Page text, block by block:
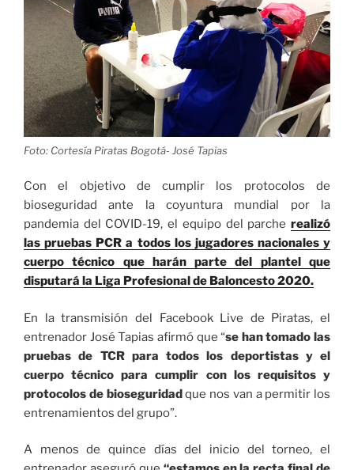
Liga
profesional
de
Baloncesto»
Foto: Cortesía Piratas Bogotá- José Tapias
Con el objetivo de cumplir los protocolos de
bioseguridad ante la coyuntura mundial por la
pandemia del COVID-19, el equipo del parche realizó
las pruebas PCR a todos los jugadores nacionales y
cuerpo técnico que harán parte del plantel que
disputará la Liga Profesional de Baloncesto 2020.
En la transmisión del Facebook Live de Piratas, el
entrenador José Tapias afirmó que “se han tomado las
pruebas de TCR para todos los deportistas y el
cuerpo técnico para cumplir con los requisitos y
protocolos de bioseguridadque nos van a permitir los
entrenamientos del grupo”.
A menos de quince días del inicio del torneo, el